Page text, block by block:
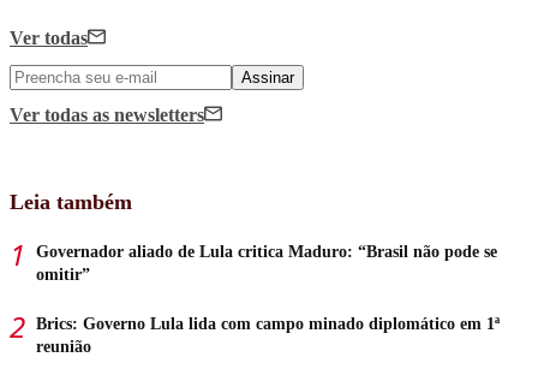
Ver todas
Assinar
Ver todas as newsletters
Leia também
Governador aliado de Lula critica Maduro: “Brasil não pode se
omitir”
Brics: Governo Lula lida com campo minado diplomático em 1ª
reunião